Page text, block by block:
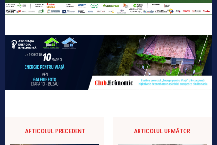
ARTICOLUL PRECEDENT ARTICOLUL URMĂTOR